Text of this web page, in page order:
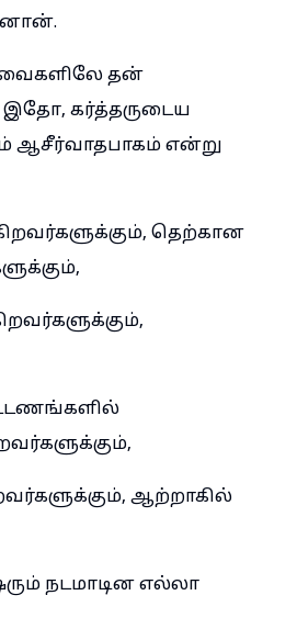
தன்
இதோ, கர்த்தருடைய
ஆசீர்வாதபாகம் என்று
தெற்கான
ஆற்றாகில்
நடமாடின எல்லா